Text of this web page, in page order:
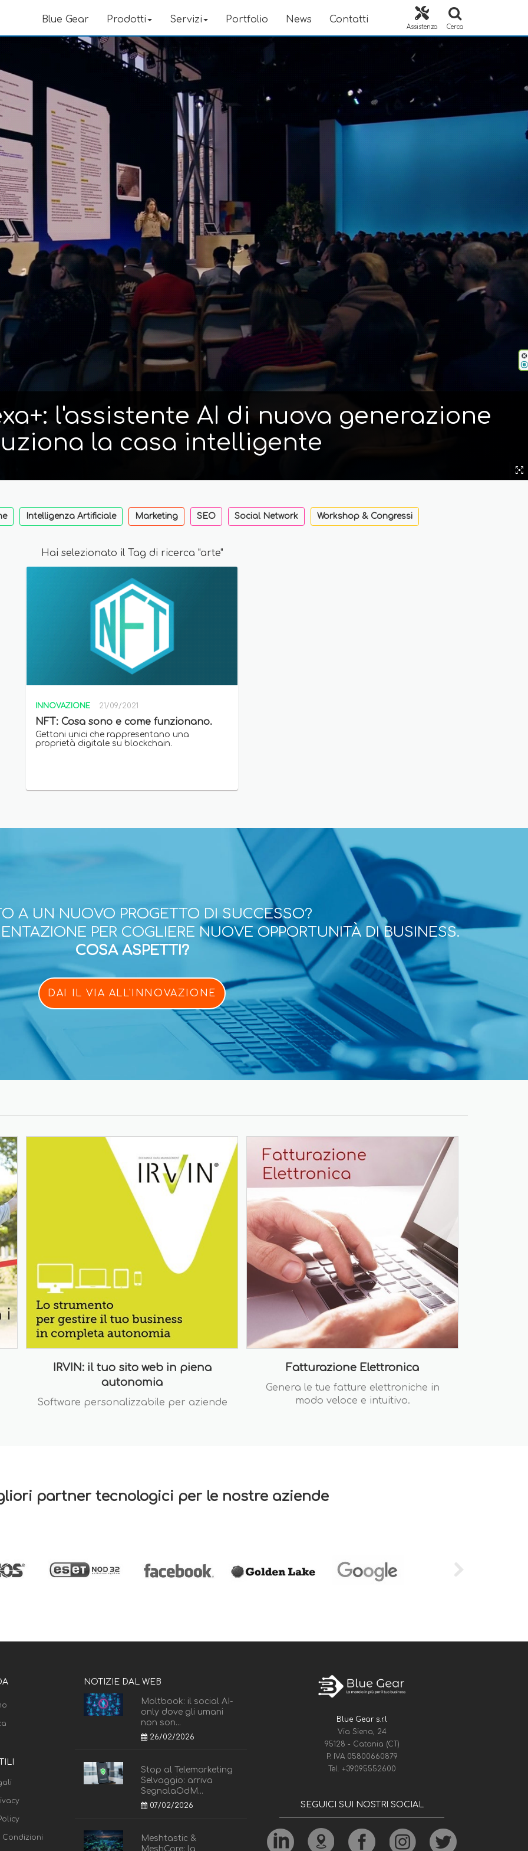
Blue Gear Prodotti Servizi Portfolio News Contatti
Assistenza Cerca
l'assistente AI di nuova generazione
la casa intelligente
Intelligenza Artificiale Marketing SEO Social Network Workshop & Congressi
Hai selezionato il Tag di ricerca "arte"
INNOVAZIONE 21/09/2021
NFT: Cosa sono e come funzionano.
Gettoni unici che rappresentano una
proprietà digitale su blockchain.
A UN NUOVO PROGETTO DI SUCCESSO?
PER COGLIERE NUOVE OPPORTUNITÀ DI BUSINESS.
COSA ASPETTI?
DAI IL VIA ALL'INNOVAZIONE
IRVIN: il tuo sito web in piena
autonomia
Software personalizzabile per aziende
Fatturazione Elettronica
Genera le tue fatture elettroniche in
modo veloce e intuitivo.
partner tecnologici per le nostre aziende
Condizioni
NOTIZIE DAL WEB
Moltbook: il social AI-
only dove gli umani
non son...
26/02/2026
Stop al Telemarketing
Selvaggio: arriva
SegnalaOdM...
07/02/2026
Meshtastic &
MeshCore: la
Blue Gear s.r.l
Via Siena, 24
95128 - Catania (CT)
P. IVA 05800660879
Tel. +39095552600
SEGUICI SUI NOSTRI SOCIAL